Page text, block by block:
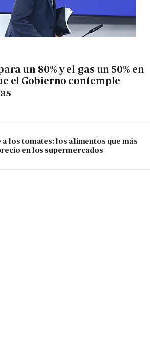
un 80% y el gas un 50% en
el Gobierno contemple
a los tomates: los alimentos que más
en los supermercados